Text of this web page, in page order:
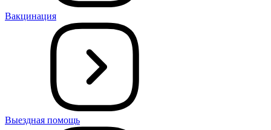
Вакцинация
Выездная помощь